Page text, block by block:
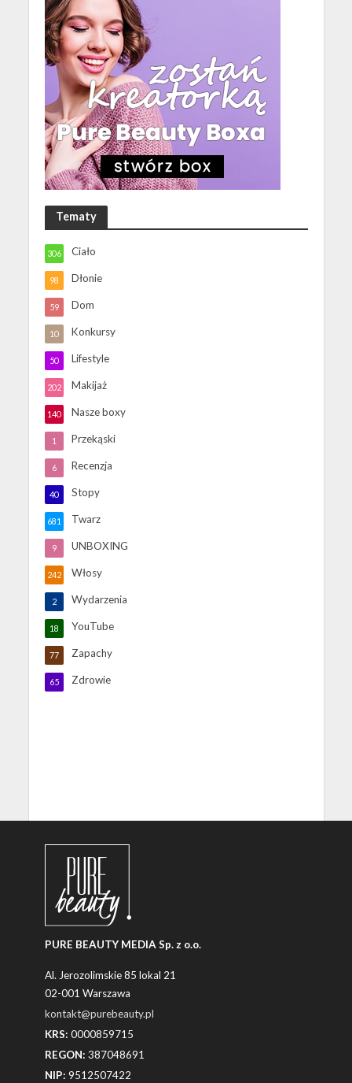
Tematy
Ciało
306
Dłonie
98
Dom
59
Konkursy
10
Lifestyle
50
Makijaż
202
Nasze boxy
140
Przekąski
1
Recenzja
6
Stopy
40
Twarz
681
UNBOXING
9
Włosy
242
Wydarzenia
2
YouTube
18
Zapachy
77
Zdrowie
65
PURE BEAUTY MEDIA Sp. z o.o.
Al. Jerozolimskie 85 lokal 21
02-001 Warszawa
kontakt@purebeauty.pl
KRS: 0000859715
REGON: 387048691
NIP: 9512507422